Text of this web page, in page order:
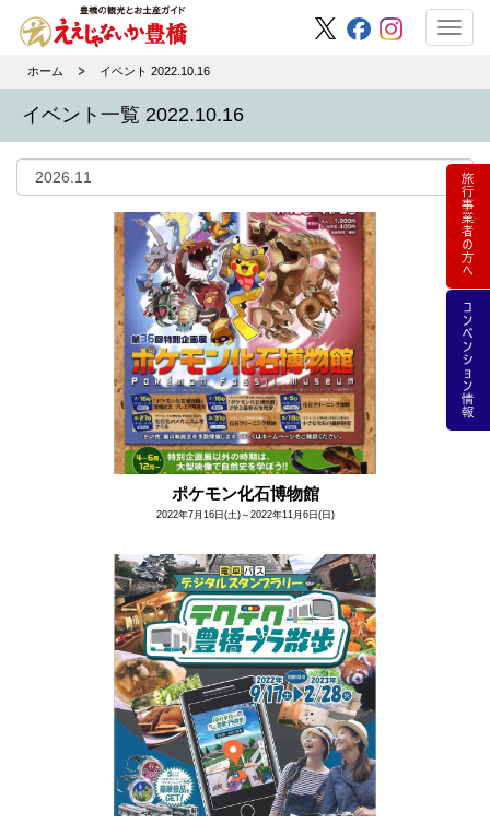
ホーム イベント 2022.10.16
イベント一覧 2022.10.16
ポケモン化石博物館
2022年7月16日(土)～2022年11月6日(日)